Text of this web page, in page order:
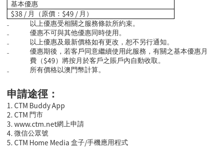
基本優惠
$38 / 月（原價： $49 / 月）
₋ 以上優惠受相關之服務條款所約束。
₋ 優惠不可與其他優惠同時使用。
₋ 以上優惠及最新價格如有更改，恕不另行通知。
₋
優惠期後，若客戶同意繼續使用此服務，有關之基本優惠月
費（ $49 ）將按月於客戶之賬戶內自動收取。
₋ 所有價格以澳門幣計算。
申請途徑：
1. CTM Buddy App
2. CTM 門市
3. www.ctm.net網上申請
4. 微信公眾號
5. CTM Home Media 盒子/手機應用程式